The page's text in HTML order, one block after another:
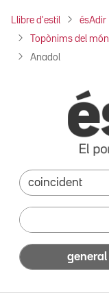
Llibre d'estil ésAdir
Topònims del món
Anadol
general